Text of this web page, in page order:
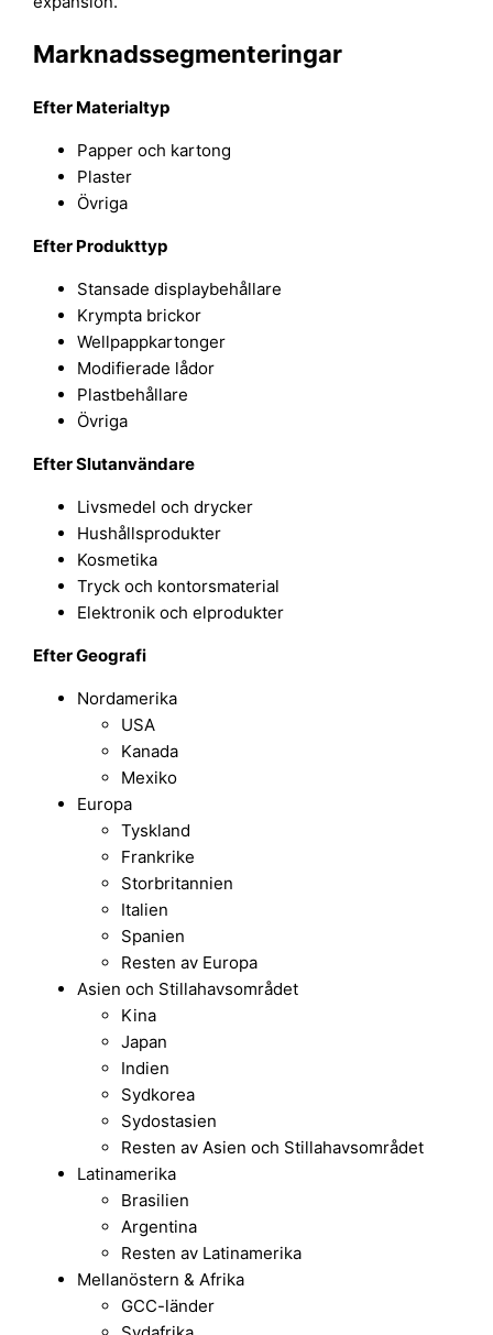
Marknadssegmenteringar
Efter Materialtyp
Papper och kartong
Plaster
Övriga
Efter Produkttyp
Stansade displaybehållare
Krympta brickor
Wellpappkartonger
Modifierade lådor
Plastbehållare
Övriga
EfterSlutanvändare
Livsmedel och drycker
Hushållsprodukter
Kosmetika
Tryck och kontorsmaterial
Elektronik och elprodukter
Efter Geografi
Nordamerika
USA
Kanada
Mexiko
Europa
Tyskland
Frankrike
Storbritannien
Italien
Spanien
Resten av Europa
Asien och Stillahavsområdet
Kina
Japan
Indien
Sydkorea
Sydostasien
Resten av Asien och Stillahavsområdet
Latinamerika
Brasilien
Argentina
Resten av Latinamerika
Mellanöstern & Afrika
GCC-länder